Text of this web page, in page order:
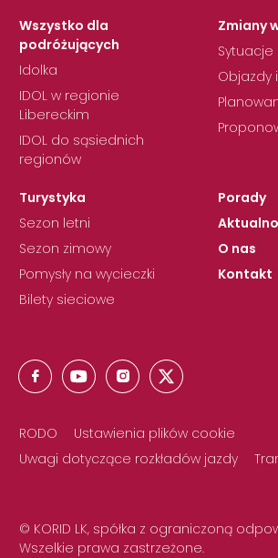
Wszystko dla
podróżujących
Idolka
IDOL w regionie
Libereckim
IDOL do sąsiednich
regionów
Zmiany
Objazdy
Turystyka
Sezon letni
Sezon zimowy
Pomysły na wycieczki
Bilety sieciowe
Porady
O nas
Kontakt
RODO
Ustawienia plików cookie
Uwagi dotyczące rozkładów jazdy
© KORID LK, spółka z ograniczoną
Wszelkie prawa zastrzeżone.